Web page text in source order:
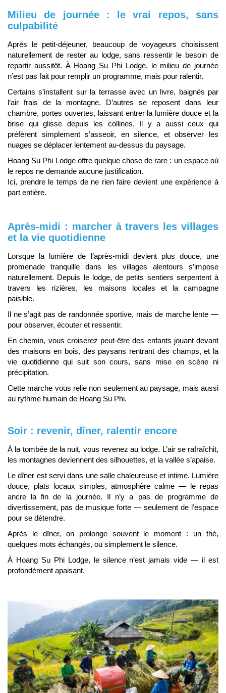
Milieu de journée : le vrai repos, sans
culpabilité
Après le petit-déjeuner, beaucoup de voyageurs choisissent
naturellement de rester au lodge, sans ressentir le besoin de
repartir aussitôt. À Hoang Su Phi Lodge, le milieu de journée
n’est pas fait pour remplir un programme, mais pour ralentir.
Certains s’installent sur la terrasse avec un livre, baignés par
l’air frais de la montagne. D’autres se reposent dans leur
chambre, portes ouvertes, laissant entrer la lumière douce et la
brise qui glisse depuis les collines. Il y a aussi ceux qui
préfèrent simplement s’asseoir, en silence, et observer les
nuages se déplacer lentement au-dessus du paysage.
Hoang Su Phi Lodge offre quelque chose de rare : un espace où
le repos ne demande aucune justification.
Ici, prendre le temps de ne rien faire devient une expérience à
part entière.
Après-midi : marcher à travers les villages
et la vie quotidienne
Lorsque la lumière de l’après-midi devient plus douce, une
promenade tranquille dans les villages alentours s’impose
naturellement. Depuis le lodge, de petits sentiers serpentent à
travers les rizières, les maisons locales et la campagne
paisible.
Il ne s’agit pas de randonnée sportive, mais de marche lente —
pour observer, écouter et ressentir.
En chemin, vous croiserez peut-être des enfants jouant devant
des maisons en bois, des paysans rentrant des champs, et la
vie quotidienne qui suit son cours, sans mise en scène ni
précipitation.
Cette marche vous relie non seulement au paysage, mais aussi
au rythme humain de Hoang Su Phi.
Soir : revenir, dîner, ralentir encore
À la tombée de la nuit, vous revenez au lodge. L’air se rafraîchit,
les montagnes deviennent des silhouettes, et la vallée s’apaise.
Le dîner est servi dans une salle chaleureuse et intime. Lumière
douce, plats locaux simples, atmosphère calme — le repas
ancre la fin de la journée. Il n’y a pas de programme de
divertissement, pas de musique forte — seulement de l’espace
pour se détendre.
Après le dîner, on prolonge souvent le moment : un thé,
quelques mots échangés, ou simplement le silence.
À Hoang Su Phi Lodge, le silence n’est jamais vide — il est
profondément apaisant.